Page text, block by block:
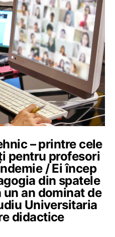
– printre cele
pentru profesori
/ Ei încep
din spatele
un an dominat de
Universitaria
didactice